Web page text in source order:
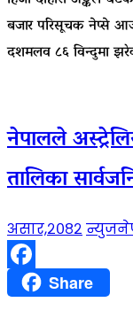
बजार परिसूचक नेप्से
दशमलव ८६ विन्दुमा
नेपालले
तालिका
असार,२०८२
FacebookShare